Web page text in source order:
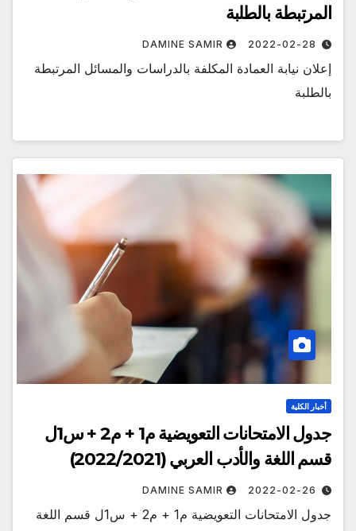
المرتبطة بالطلبة
2022-02-28
DAMINE SAMIR
إعلان نيابة العمادة المكلفة بالدراسات والمسائل المرتبطة
بالطلبة
أخبار الكلية
جدول الامتحانات التعويضية م1 + م2 + س1ل
قسم اللغة والأدب العربي (2022/2021)
2022-02-26
DAMINE SAMIR
جدول الامتحانات التعويضية م1 + م2 + س1ل قسم اللغة